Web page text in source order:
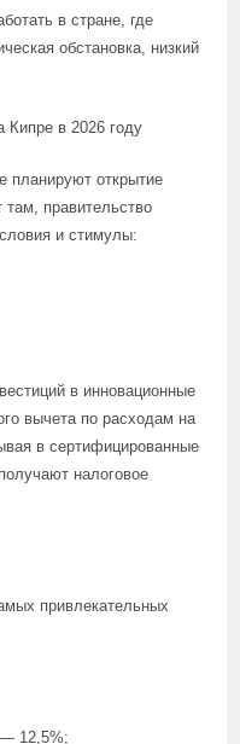
в стране, где
обстановка, низкий
Кипре в 2026 году
планируют открытие
правительство
и стимулы:
в инновационные
вычета по расходам на
в сертифицированные
налоговое
привлекательных
12,5%;